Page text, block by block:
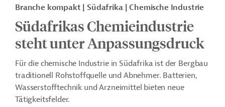
Branche kompakt | Südafrika | Chemische Industrie
Südafrikas Chemieindustrie
steht unter Anpassungsdruck
Für die chemische Industrie in Südafrika ist der Bergbau
traditionell Rohstoffquelle und Abnehmer. Batterien,
Wasserstofftechnik und Arzneimittel bieten neue
Tätigkeitsfelder.